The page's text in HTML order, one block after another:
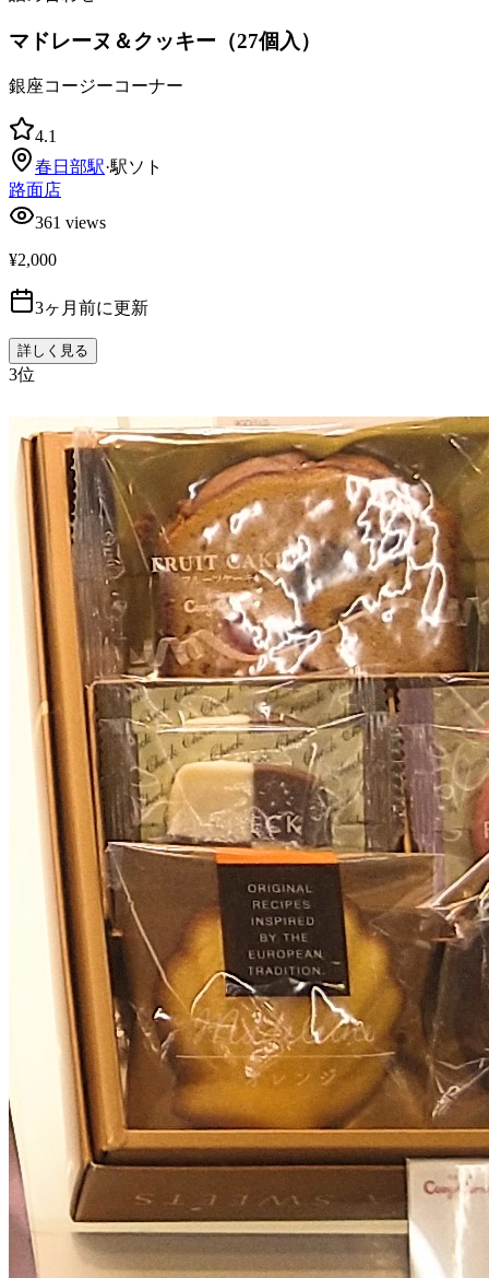
マドレーヌ＆クッキー（27個入）
銀座コージーコーナー
4.1
春日部駅·駅ソト
路面店
361 views
¥2,000
3ヶ月前に更新
詳しく見る
3位